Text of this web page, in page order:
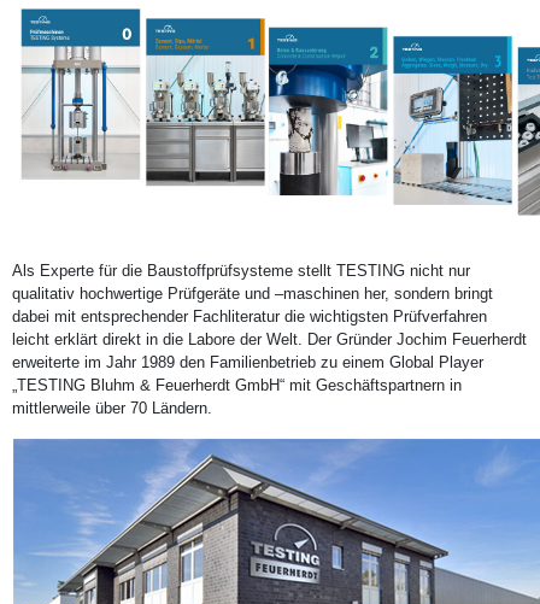
Als Experte für die Baustoffprüfsysteme stellt TESTING nicht nur
qualitativ hochwertige Prüfgeräte und –maschinen her, sondern bringt
dabei mit entsprechender Fachliteratur die wichtigsten Prüfverfahren
leicht erklärt direkt in die Labore der Welt. Der Gründer Jochim Feuerherdt
erweiterte im Jahr 1989 den Familienbetrieb zu einem Global Player
„TESTING Bluhm & Feuerherdt GmbH“ mit Geschäftspartnern in
mittlerweile über 70 Ländern.